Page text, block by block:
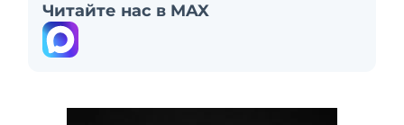
Читайте нас в MAX